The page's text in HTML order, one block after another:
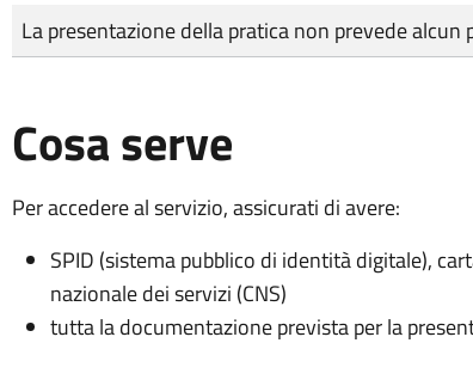
Tipo di pagamento
Importo
La presentazione della pratica non prevede alcun
Cosa serve
Per accedere al servizio, assicurati di avere:
SPID (sistema pubblico di identità digitale),
nazionale dei servizi (CNS)
tutta la documentazione prevista per la